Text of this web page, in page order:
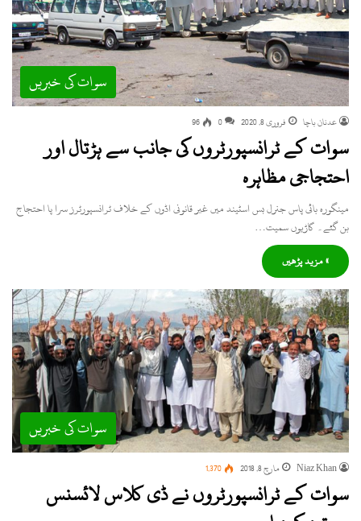
سوات کی خبریں
عدنان باچا فروری 8, 2020 0
96
سوات کے ٹرانسپورٹروں کی جانب سے ہڑتال اور
احتجاجی مظاہرہ
مینگورہ بائی پاس جنرل بس اسٹیند میں غیر قانونی اڈوں کے خلاف ٹرانسپورٹرز سرا پا احتجاج
بن گئے۔ گاڑیوں سمیت…
» مزید پڑھیں
سوات کی خبریں
Niaz Khan مارچ 8, 2018 1,370
سوات کے ٹرانسپورٹروں نے ڈی کلاس لائسنس